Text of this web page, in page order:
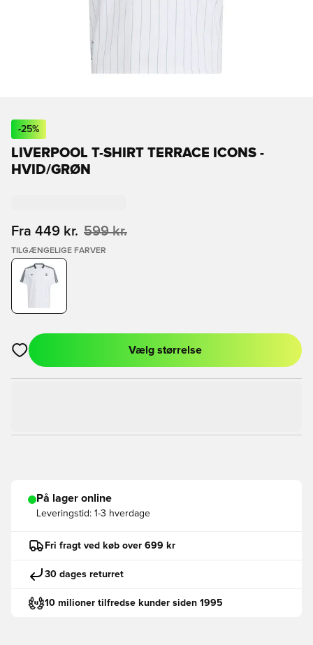
-25%
LIVERPOOL T-SHIRT TERRACE ICONS -
HVID/GRØN
Fra 449 kr. 599 kr.
TILGÆNGELIGE FARVER
Åbner en Modal til at logge ind eller tilmelde dig som medlem
Vælg størrelse
På lager online
Leveringstid: 1-3 hverdage
Fri fragt ved køb over 699 kr
30 dages returret
10 milioner tilfredse kunder siden 1995